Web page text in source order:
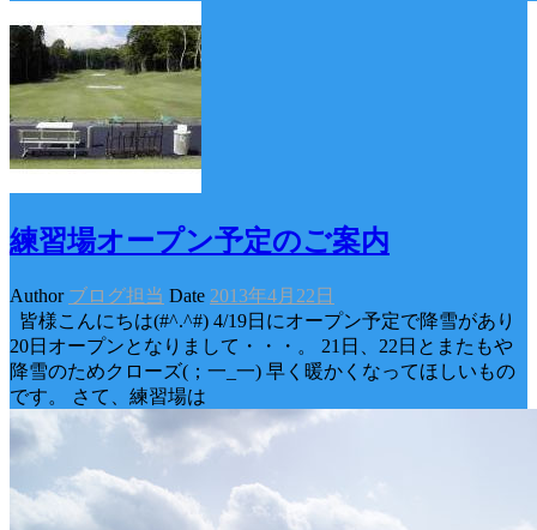
練習場オープン予定のご案内
Author ブログ担当 Date 2013年4月22日
皆様こんにちは(#^.^#) 4/19日にオープン予定で降雪があり
20日オープンとなりまして・・・。 21日、22日とまたもや
降雪のためクローズ(；一_一) 早く暖かくなってほしいもの
です。 さて、練習場は